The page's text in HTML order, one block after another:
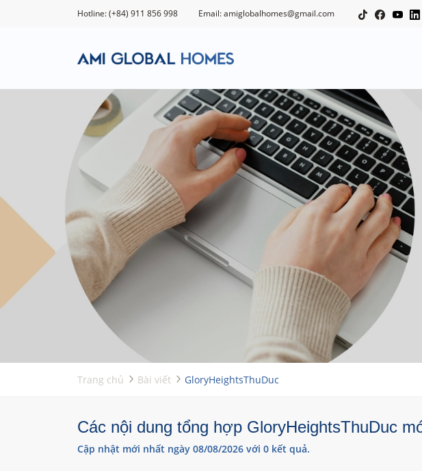
Hotline: (+84) 911 856 998 Email: amiglobalhomes@gmail.com
Trang chủ Bài viết GloryHeightsThuDuc
Các nội dung tổng hợp GloryHeightsThuDuc
Cập nhật mới nhất ngày 08/08/2026 với 0 kết quả.